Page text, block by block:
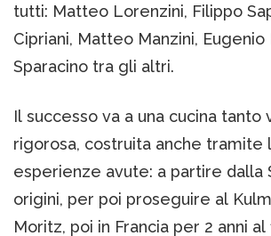
tutti: Matteo Lorenzini, Filippo
Cipriani, Matteo Manzini,
Sparacino tra gli altri.
Il successo va a una cucina tanto
rigorosa, costruita anche tramite
esperienze avute: a partire dalla
origini, per poi proseguire al
Moritz, poi in Francia per 2 anni al